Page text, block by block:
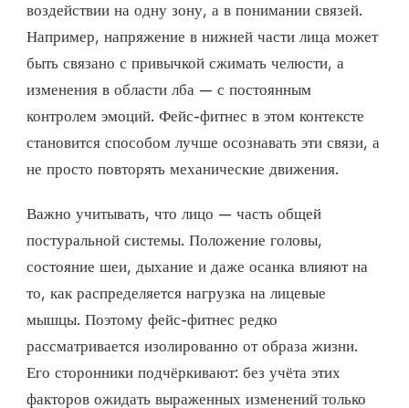
воздействии на одну зону, а в понимании связей.
Например, напряжение в нижней части лица может
быть связано с привычкой сжимать челюсти, а
изменения в области лба — с постоянным
контролем эмоций. Фейс-фитнес в этом контексте
становится способом лучше осознавать эти связи, а
не просто повторять механические движения.
Важно учитывать, что лицо — часть общей
постуральной системы. Положение головы,
состояние шеи, дыхание и даже осанка влияют на
то, как распределяется нагрузка на лицевые
мышцы. Поэтому фейс-фитнес редко
рассматривается изолированно от образа жизни.
Его сторонники подчёркивают: без учёта этих
факторов ожидать выраженных изменений только